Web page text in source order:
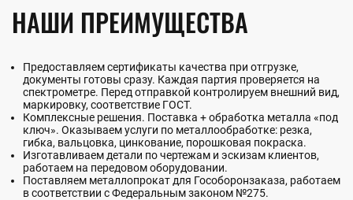
НАШИ ПРЕИМУЩЕСТВА
Предоставляем сертификаты качества при отгрузке,
документы готовы сразу. Каждая партия проверяется на
спектрометре. Перед отправкой контролируем внешний вид,
маркировку, соответствие ГОСТ.
Комплексные решения. Поставка + обработка металла «под
ключ». Оказываем услуги по металлообработке: резка,
гибка, вальцовка, цинкование, порошковая покраска.
Изготавливаем детали по чертежам и эскизам клиентов,
работаем на передовом оборудовании.
Поставляем металлопрокат для Гособоронзаказа, работаем
в соответствии с Федеральным законом №275.